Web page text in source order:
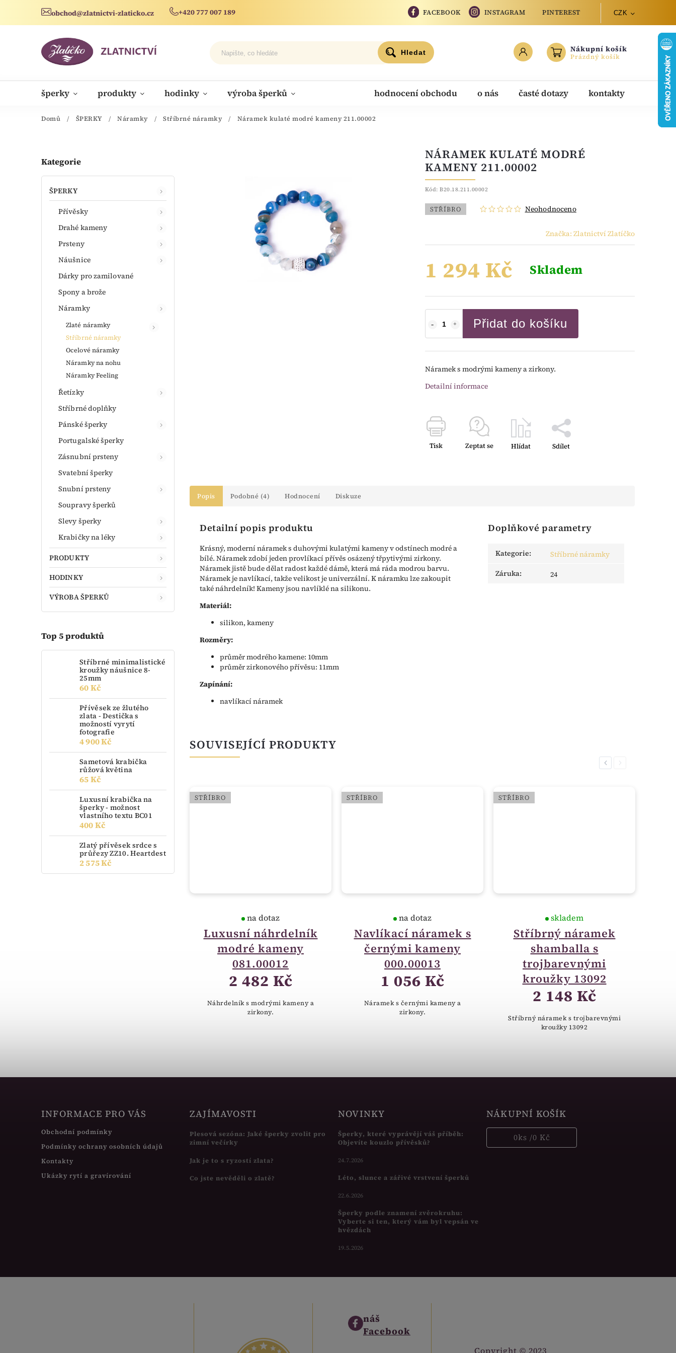
obchod@zlatnictvi-zlaticko.cz +420 777 007 189 FACEBOOK INSTAGRAM PINTEREST CZK
Hledat Nákupní košík
Prázdný košík
šperky produkty hodinky výroba šperků hodnocení obchodu o nás časté dotazy kontakty
novinky
Domů / ŠPERKY / Náramky / Stříbrné náramky / Náramek kulaté modré kameny 211.00002
Kategorie
ŠPERKY
Přívěsky
Drahé kameny
Prsteny
Náušnice
Dárky pro zamilované
Spony a brože
Náramky
Zlaté náramky
Stříbrné náramky
Ocelové náramky
Náramky na nohu
Náramky Feeling
Řetízky
Stříbrné doplňky
Pánské šperky
Portugalské šperky
Zásnubní prsteny
Svatební šperky
Snubní prsteny
Soupravy šperků
Slevy šperky
Krabičky na léky
PRODUKTY
HODINKY
VÝROBA ŠPERKŮ
Top 5 produktů
Stříbrné minimalistické
kroužky náušnice 8-
25mm
60 Kč
Přívěsek ze žlutého
zlata - Destička s
možností vyrytí
fotografie
4 900 Kč
Sametová krabička
růžová květina
65 Kč
Luxusní krabička na
šperky - možnost
vlastního textu BC01
400 Kč
Zlatý přívěsek srdce s
průřezy ZZ10. Heartdest
2 575 Kč
NÁRAMEK KULATÉ MODRÉ
KAMENY 211.00002
Kód: B20.18.211.00002
STŘÍBRO Neohodnoceno
Značka: Zlatnictví Zlatíčko
1 294 Kč Skladem
Přidat do košíku
Náramek s modrými kameny a zirkony.
Detailní informace
Tisk Zeptat se Hlídat Sdílet
Popis Podobné (4) Hodnocení Diskuze
Detailní popis produktu
Krásný, moderní náramek s duhovými kulatými kameny v odstínech modré a
bílé. Náramek zdobí jeden provlíkací přívěs osázený třpytivými zirkony.
Náramek jistě bude dělat radost každé dámě, která má ráda modrou barvu.
Náramek je navlíkací, takže velikost je univerzální. K náramku lze zakoupit
také náhrdelník! Kameny jsou navlíklé na silikonu.
Materiál:
silikon, kameny
Rozměry:
průměr modrého kamene: 10mm
průměr zirkonového přívěsu: 11mm
Zapínání:
navlíkací náramek
Doplňkové parametry
Kategorie:
Stříbrné náramky
Záruka: 24
SOUVISEJÍCÍ PRODUKTY
Previous
STŘÍBRO
Luxusní náhrdelník
modré kameny
081.00012
na dotaz
2 482 Kč
Náhrdelník s modrými kameny a
zirkony.
STŘÍBRO
Navlíkací náramek s
černými kameny
000.00013
na dotaz
1 056 Kč
Náramek s černými kameny a
zirkony.
STŘÍBRO
Stříbrný náramek
shamballa s
trojbarevnými
kroužky 13092
skladem
2 148 Kč
Stříbrný náramek s trojbarevnými
kroužky 13092
Next
INFORMACE PRO VÁS
Obchodní podmínky
Podmínky ochrany osobních údajů
Kontakty
Ukázky rytí a gravírování
ZAJÍMAVOSTI
Plesová sezóna: Jaké šperky zvolit pro
zimní večírky
Jak je to s ryzostí zlata?
Co jste nevěděli o zlatě?
NOVINKY
Šperky, které vyprávějí váš příběh:
Objevíte kouzlo přívěsků?
24.7.2026
Léto, slunce a zářivé vrstvení šperků
22.6.2026
Šperky podle znamení zvěrokruhu:
Vyberte si ten, který vám byl vepsán ve
hvězdách
19.5.2026
NÁKUPNÍ KOŠÍK
0ks /0 Kč
náš
Facebook
Copyright © 2023